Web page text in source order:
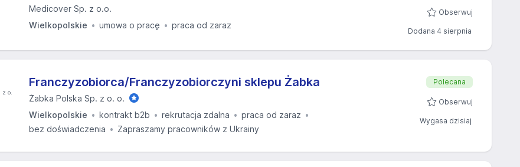
Medicover Sp. z o.o.
Wielkopolskie
umowa o pracę praca od zaraz
Obserwuj
Dodana 4 sierpnia
Franczyzobiorca/Franczyzobiorczyni sklepu Żabka
Żabka Polska Sp. z o. o.
Wielkopolskie
kontrakt b2b rekrutacja zdalna
praca od zaraz
bez doświadczenia
Zapraszamy pracowników z Ukrainy
Polecana
Obserwuj
Wygasa dzisiaj